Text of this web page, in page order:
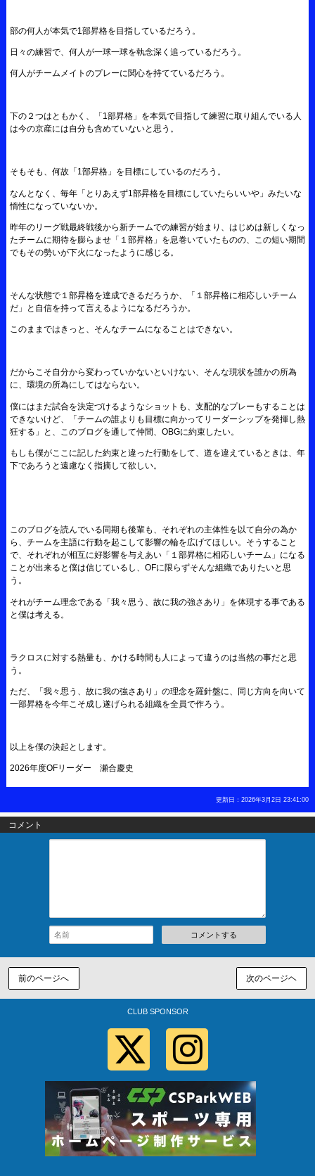
部の何人が本気で1部昇格を目指しているだろう。
日々の練習で、何人が一球一球を執念深く追っているだろう。
何人がチームメイトのプレーに関心を持てているだろう。
下の２つはともかく、「1部昇格」を本気で目指して練習に取り組んでいる人
は今の京産には自分も含めていないと思う。
そもそも、何故「1部昇格」を目標にしているのだろう。
なんとなく、毎年「とりあえず1部昇格を目標にしていたらいいや」みたいな
惰性になっていないか。
昨年のリーグ戦最終戦後から新チームでの練習が始まり、はじめは新しくなっ
たチームに期待を膨らませ「１部昇格」を息巻いていたものの、この短い期間
でもその勢いが下火になったように感じる。
そんな状態で１部昇格を達成できるだろうか、「１部昇格に相応しいチーム
だ」と自信を持って言えるようになるだろうか。
このままではきっと、そんなチームになることはできない。
だからこそ自分から変わっていかないといけない、そんな現状を誰かの所為
に、環境の所為にしてはならない。
僕にはまだ試合を決定づけるようなショットも、支配的なプレーもすることは
できないけど、「チームの誰よりも目標に向かってリーダーシップを発揮し熱
狂する」と、このブログを通して仲間、OBGに約束したい。
もしも僕がここに記した約束と違った行動をして、道を違えているときは、年
下であろうと遠慮なく指摘して欲しい。
このブログを読んでいる同期も後輩も、それぞれの主体性を以て自分の為か
ら、チームを主語に行動を起こして影響の輪を広げてほしい。そうすること
で、それぞれが相互に好影響を与えあい「１部昇格に相応しいチーム」になる
ことが出来ると僕は信じているし、OFに限らずそんな組織でありたいと思
う。
それがチーム理念である「我々思う、故に我の強さあり」を体現する事である
と僕は考える。
ラクロスに対する熱量も、かける時間も人によって違うのは当然の事だと思
う。
ただ、「我々思う、故に我の強さあり」の理念を羅針盤に、同じ方向を向いて
一部昇格を今年こそ成し遂げられる組織を全員で作ろう。
以上を僕の決起とします。
2026年度OFリーダー 瀬合慶史
更新日：2026年3月2日 23:41:00
コメント
コメントする
前のページへ 次のページヘ
CLUB SPONSOR